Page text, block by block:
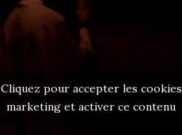
Cliquez pour accepter les cookies
marketing et activer ce contenu